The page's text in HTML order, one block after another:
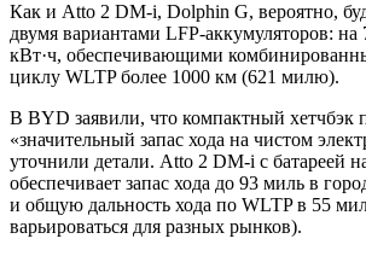
Как и Atto 2 DM-i, Dolphin G, вероятно,
двумя вариантами LFP-аккумуляторов: на
кВт·ч, обеспечивающими
циклу WLTP более 1000 км (621 милю).
В BYD заявили, что компактный хетчбэк
«значительный запас хода на чистом
уточнили детали. Atto 2 DM-i с батареей
обеспечивает запас хода до 93 миль в
и общую дальность хода по WLTP в 55
варьироваться для разных рынков).